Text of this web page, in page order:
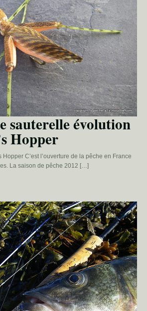
sauterelle évolution
Hopper
Hopper C’est l’ouverture de la pêche en France
La saison de pêche 2012 […]